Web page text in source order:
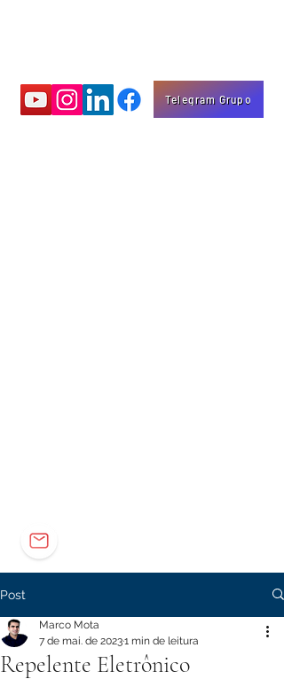
Telegram Grupo
Post
Repelente Eletrônico
Marco Mota
7 de mai. de 20231 min de leitura